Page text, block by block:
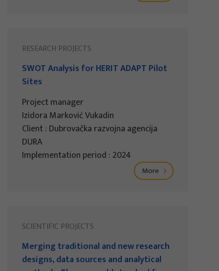
RESEARCH PROJECTS
SWOT Analysis for HERIT ADAPT Pilot
Sites
Project manager
Izidora Marković Vukadin
Client : Dubrovačka razvojna agencija
DURA
Implementation period : 2024
More
SCIENTIFIC PROJECTS
Merging traditional and new research
designs, data sources and analytical